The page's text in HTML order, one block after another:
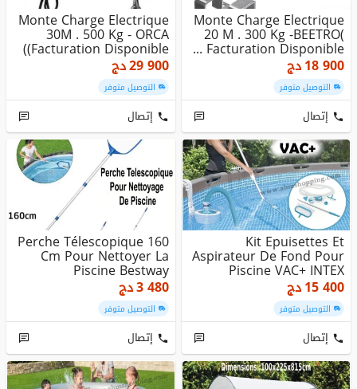
Monte Charge Electrique
20 M . 300 Kg -BEETRO(
Facturation Disponible ...
18 900دج
التوصيل متوفر
إتصال
Monte Charge Electrique
30M . 500 Kg - ORCA
(Facturation Disponible)
29 900دج
التوصيل متوفر
إتصال
Kit Epuisettes Et
Aspirateur De Fond Pour
Piscine VAC+ INTEX
15 400دج
التوصيل متوفر
إتصال
Perche Télescopique 160
Cm Pour Nettoyer La
Piscine Bestway
3 480دج
التوصيل متوفر
إتصال